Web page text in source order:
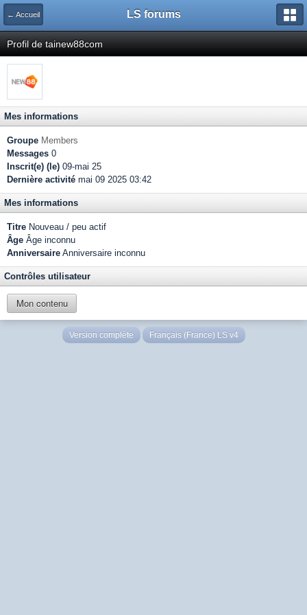
← Accueil LS forums
Profil de tainew88com
Mes informations
Groupe Members
Messages 0
Inscrit(e) (le) 09-mai 25
Dernière activité mai 09 2025 03:42
Mes informations
Titre Nouveau / peu actif
Âge Âge inconnu
Anniversaire Anniversaire inconnu
Contrôles utilisateur
Mon contenu
Version complète Français (France) LS v4